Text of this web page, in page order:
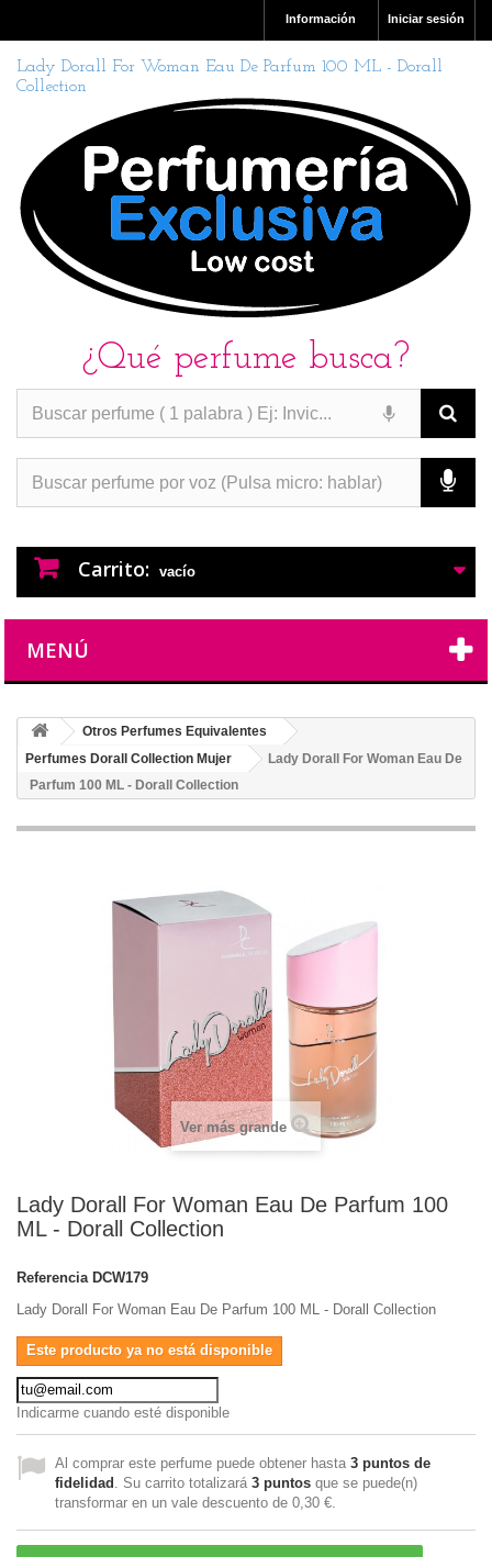
Iniciar sesión
Información
Lady Dorall For Woman Eau De Parfum 100 ML - Dorall
Collection
¿Qué perfume busca?
Carrito: vacío
MENÚ
Otros Perfumes Equivalentes
Perfumes Dorall Collection Mujer
Lady Dorall For Woman Eau De
Parfum 100 ML - Dorall Collection
Ver más grande
Lady Dorall For Woman Eau De Parfum 100
ML - Dorall Collection
Referencia DCW179
Lady Dorall For Woman Eau De Parfum 100 ML - Dorall Collection
Este producto ya no está disponible
Indicarme cuando esté disponible
Al comprar este perfume puede obtener hasta 3 puntos de
fidelidad . Su carrito totalizará 3 puntos que se puede(n)
transformar en un vale descuento de 0,30 €